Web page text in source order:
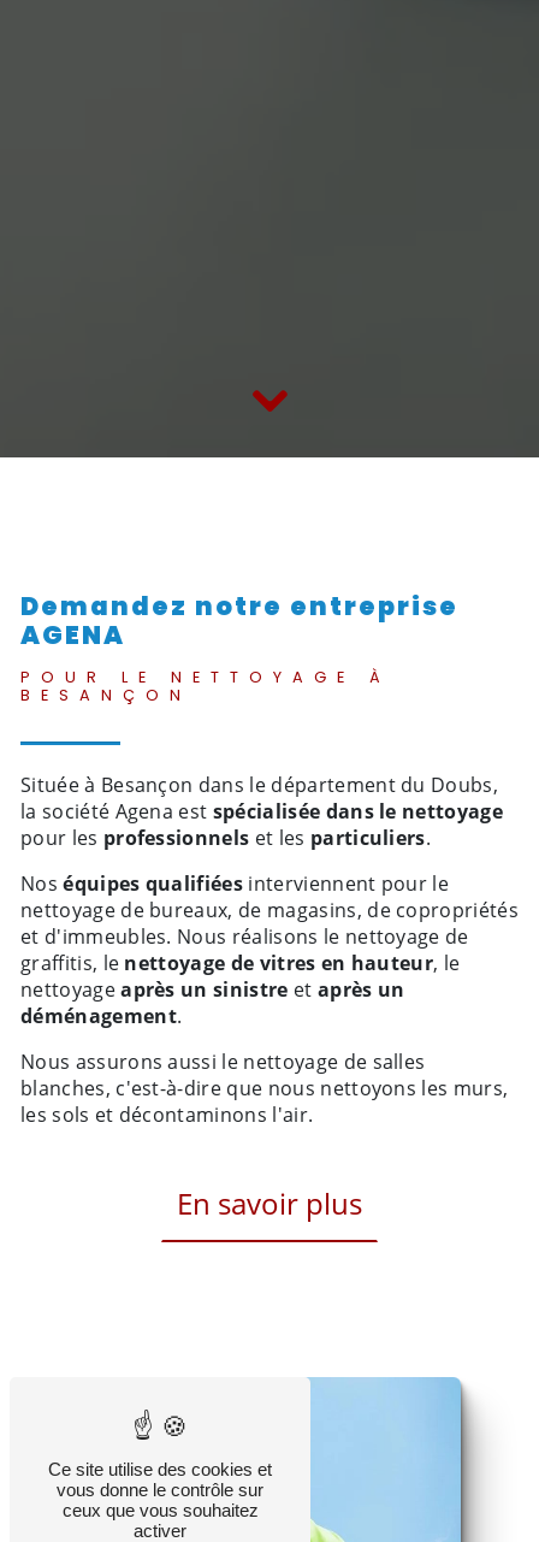
Demandez notre entreprise
AGENA
POUR LE NETTOYAGE À
BESANÇON
Située à Besançon dans le département du Doubs,
la société Agena est spécialisée dans le nettoyage
pour les professionnels et les particuliers.
Noséquipes qualifiées interviennent pour le
nettoyage de bureaux, de magasins, de copropriétés
et d'immeubles. Nous réalisons le nettoyage de
graffitis, le nettoyage de vitres en hauteur, le
nettoyageaprès un sinistre et après un
déménagement.
Nous assurons aussi le nettoyage de salles
blanches, c'est-à-dire que nous nettoyons les murs,
les sols et décontaminons l'air.
En savoir plus
Ce site utilise des cookies et
vous donne le contrôle sur
ceux que vous souhaitez
activer